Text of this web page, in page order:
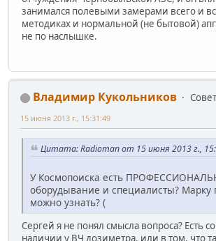
занимался полевыми замерами всего и
методиках и нормальной (не бытовой)
не по наслышке.
Владимир Кукольников
15 июня 2013 г., 15:31:49
Цитата: Radioman от 15 июня 2013 г.,
У Космопоиска есть
оборудывание и специалисты? Марку
можно узнать? (
Сергей я не понял смысла вопроса? Есть
наличии у ВЧ дозиметра, или в том, что